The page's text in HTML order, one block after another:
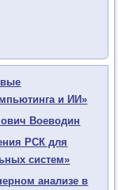
и ИИ»
Воеводин
РСК для
систем»
анализе в